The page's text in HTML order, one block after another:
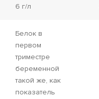
6 г/л
Белок в
первом
триместре
беременной
такой же, как
показатель